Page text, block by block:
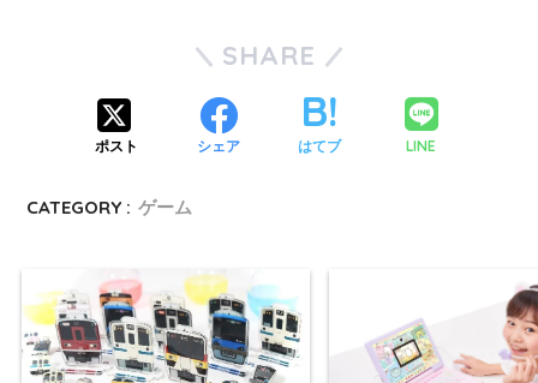
SHARE
ポスト シェア はてブ LINE
CATEGORY : ゲーム